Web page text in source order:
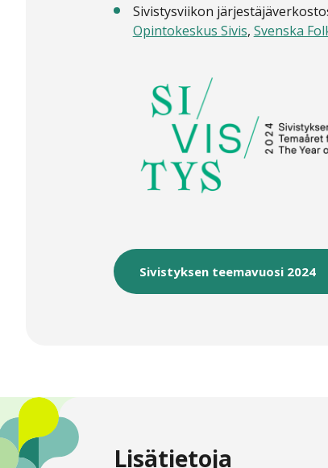
Sivistysviikon
Opintokeskus Sivis, Svenska
Sivistyksen teemavuosi 2024
Lisätietoja